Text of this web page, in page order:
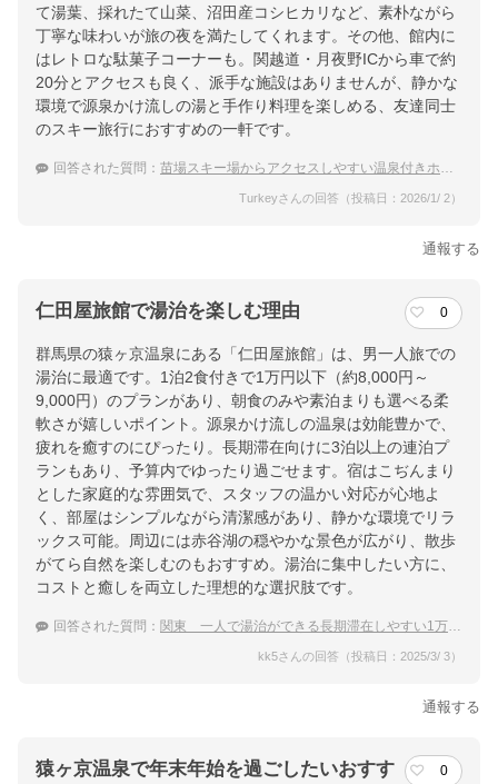
て湯葉、採れたて山菜、沼田産コシヒカリなど、素朴ながら
丁寧な味わいが旅の夜を満たしてくれます。その他、館内に
はレトロな駄菓子コーナーも。関越道・月夜野ICから車で約
20分とアクセスも良く、派手な施設はありませんが、静かな
環境で源泉かけ流しの湯と手作り料理を楽しめる、友達同士
のスキー旅行におすすめの一軒です。
回答された質問： 苗場スキー場からアクセスしやすい温泉付きホテル・旅館のおすすめは？
Turkeyさんの回答（投稿日：2026/1/ 2）
通報する
仁田屋旅館で湯治を楽しむ理由 0
群馬県の猿ヶ京温泉にある「仁田屋旅館」は、男一人旅での
湯治に最適です。1泊2食付きで1万円以下（約8,000円～
9,000円）のプランがあり、朝食のみや素泊まりも選べる柔
軟さが嬉しいポイント。源泉かけ流しの温泉は効能豊かで、
疲れを癒すのにぴったり。長期滞在向けに3泊以上の連泊プ
ランもあり、予算内でゆったり過ごせます。宿はこぢんまり
とした家庭的な雰囲気で、スタッフの温かい対応が心地よ
く、部屋はシンプルながら清潔感があり、静かな環境でリラ
ックス可能。周辺には赤谷湖の穏やかな景色が広がり、散歩
がてら自然を楽しむのもおすすめ。湯治に集中したい方に、
コストと癒しを両立した理想的な選択肢です。
回答された質問： 関東 一人で湯治ができる長期滞在しやすい1万円以下の宿
kk5さんの回答（投稿日：2025/3/ 3）
通報する
猿ヶ京温泉で年末年始を過ごしたいおすす
0